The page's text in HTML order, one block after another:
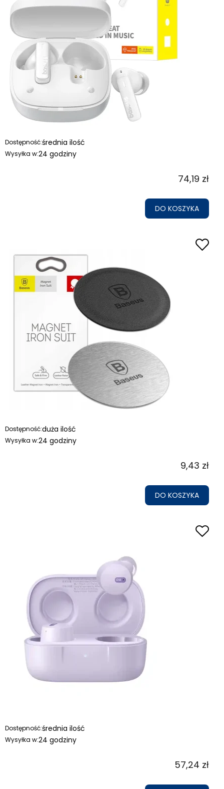
Dostępność:średnia ilość
Wysyłka w:24 godziny
74,19 zł
DO KOSZYKA
Dostępność:duża ilość
Wysyłka w:24 godziny
9,43 zł
DO KOSZYKA
Dostępność:średnia ilość
Wysyłka w:24 godziny
57,24 zł